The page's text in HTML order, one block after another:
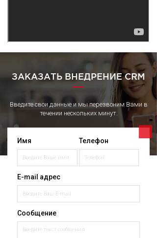
ЗАКАЗАТЬ ВНЕДРЕНИЕ CRM
Введите свои данные и мы перезвоним Вами в
течении нескольких минут.
Имя Телефон
E-mail адрес
Сообщение